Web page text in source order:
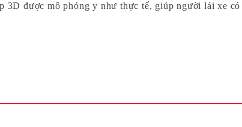
được mô phỏng y như thực tế, giúp người lái xe có